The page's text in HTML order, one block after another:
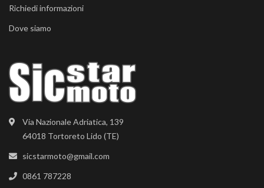
Via Nazionale Adriatica, 139
64018 Tortoreto Lido (TE)
sicstarmoto@gmail.com
0861 787228
Richiedi informazioni
Dove siamo